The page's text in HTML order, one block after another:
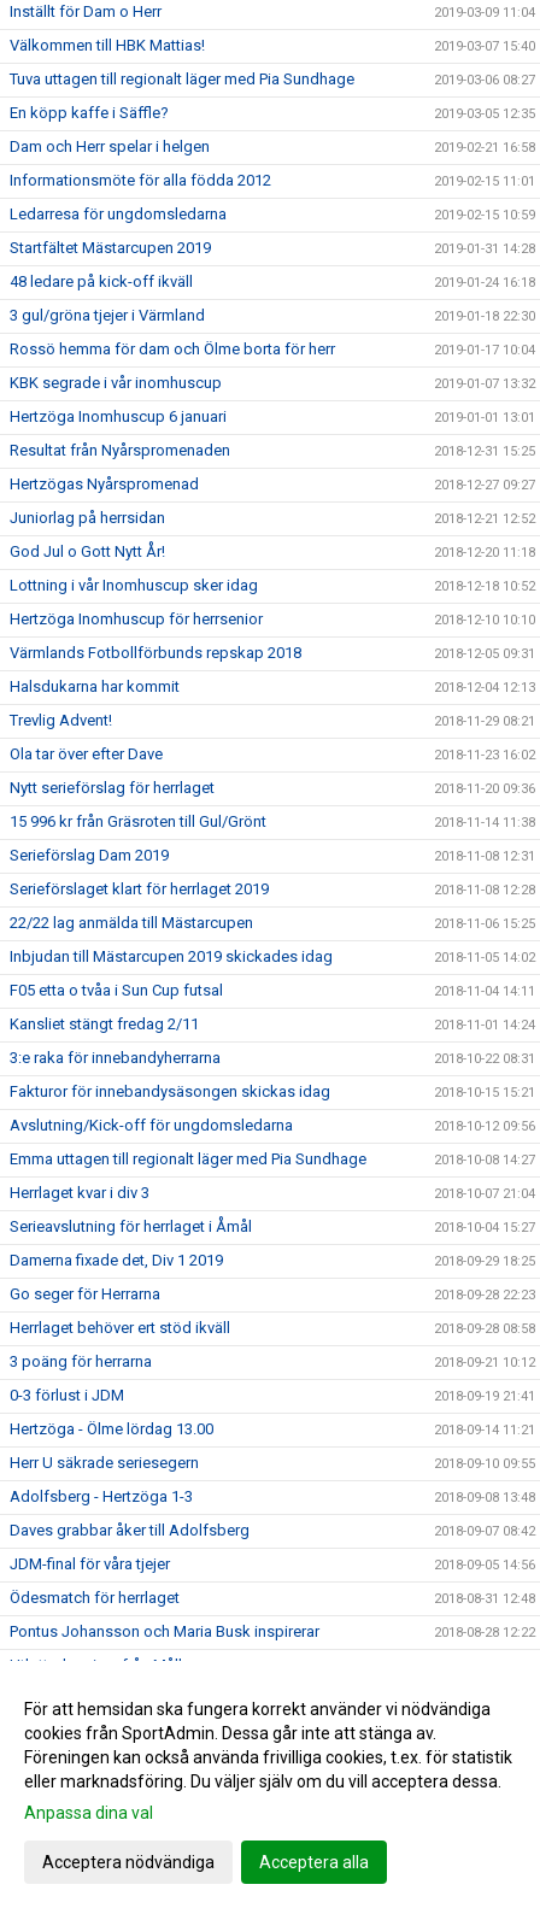
Inställt för Dam o Herr 2019-03-09 11:04
Välkommen till HBK Mattias! 2019-03-07 15:40
Tuva uttagen till regionalt läger med Pia Sundhage 2019-03-06 08:27
En köpp kaffe i Säffle? 2019-03-05 12:35
Dam och Herr spelar i helgen 2019-02-21 16:58
Informationsmöte för alla födda 2012 2019-02-15 11:01
Ledarresa för ungdomsledarna 2019-02-15 10:59
Startfältet Mästarcupen 2019 2019-01-31 14:28
48 ledare på kick-off ikväll 2019-01-24 16:18
3 gul/gröna tjejer i Värmland 2019-01-18 22:30
Rossö hemma för dam och Ölme borta för herr 2019-01-17 10:04
KBK segrade i vår inomhuscup 2019-01-07 13:32
Hertzöga Inomhuscup 6 januari 2019-01-01 13:01
Resultat från Nyårspromenaden 2018-12-31 15:25
Hertzögas Nyårspromenad 2018-12-27 09:27
Juniorlag på herrsidan 2018-12-21 12:52
God Jul o Gott Nytt År! 2018-12-20 11:18
Lottning i vår Inomhuscup sker idag 2018-12-18 10:52
Hertzöga Inomhuscup för herrsenior 2018-12-10 10:10
Värmlands Fotbollförbunds repskap 2018 2018-12-05 09:31
Halsdukarna har kommit 2018-12-04 12:13
Trevlig Advent! 2018-11-29 08:21
Ola tar över efter Dave 2018-11-23 16:02
Nytt serieförslag för herrlaget 2018-11-20 09:36
15 996 kr från Gräsroten till Gul/Grönt 2018-11-14 11:38
Serieförslag Dam 2019 2018-11-08 12:31
Serieförslaget klart för herrlaget 2019 2018-11-08 12:28
22/22 lag anmälda till Mästarcupen 2018-11-06 15:25
Inbjudan till Mästarcupen 2019 skickades idag 2018-11-05 14:02
F05 etta o tvåa i Sun Cup futsal 2018-11-04 14:11
Kansliet stängt fredag 2/11 2018-11-01 14:24
3:e raka för innebandyherrarna 2018-10-22 08:31
Fakturor för innebandysäsongen skickas idag 2018-10-15 15:21
Avslutning/Kick-off för ungdomsledarna 2018-10-12 09:56
Emma uttagen till regionalt läger med Pia Sundhage 2018-10-08 14:27
Herrlaget kvar i div 3 2018-10-07 21:04
Serieavslutning för herrlaget i Åmål 2018-10-04 15:27
Damerna fixade det, Div 1 2019 2018-09-29 18:25
Go seger för Herrarna 2018-09-28 22:23
Herrlaget behöver ert stöd ikväll 2018-09-28 08:58
3 poäng för herrarna 2018-09-21 10:12
0-3 förlust i JDM 2018-09-19 21:41
Hertzöga - Ölme lördag 13.00 2018-09-14 11:21
Herr U säkrade seriesegern 2018-09-10 09:55
Adolfsberg - Hertzöga 1-3 2018-09-08 13:48
Daves grabbar åker till Adolfsberg 2018-09-07 08:42
JDM-final för våra tjejer 2018-09-05 14:56
Ödesmatch för herrlaget 2018-08-31 12:48
Pontus Johansson och Maria Busk inspirerar 2018-08-28 12:22
Utlottade priser från Målkronan
Tung förlust för herrlaget mot FF 2018-08-18 15:00
Hertzögakronan Lördag 18/8
Seger 2-1 mot Bosna 92 2018-08-09 11:29
Japan tränar på Ilanda IP
För att hemsidan ska fungera korrekt använder vi nödvändiga
cookies från SportAdmin. Dessa går inte att stänga av.
Föreningen kan också använda frivilliga cookies, t.ex. för statistik
eller marknadsföring. Du väljer själv om du vill acceptera dessa.
Anpassa dina val
Acceptera nödvändiga Acceptera alla